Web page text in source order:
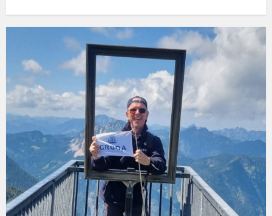
apsipirkimo patirtimi. Čia galima rasti tiek mažų suvenyrų, tiek
išskirtinių prabangos prekių pagal kiekvieno lankytojo skonį ir
finansines galimybes. Prekių pasirinkimas orientuotas į
Šenbruno rūmų vidaus produktų linijas ir išskirtinius prekės
ženklus, suteikiant lankytojams galimybę parsinešti namo
autentišką priminimą apie apsilankymą. Produktų linijos: Sisi
Rosen; Schönbrunn; Berglis-Zimmeris. „The Park and Gardens at
Schönbrunn, Baroque Garden Design“. Šiame gausiai
iliustruotame Šenbruno rūmų parko vadove pristatomi pastatai
ir parko teritorija, pasakojama jų istorija ir kūryba. Kaina: 9,90
EUR. „Exhibition Catalogue Imperial Weddings“. Šis leidinys
nušviečia Habsburgų dinastijos santuokos užkulisius. Temos